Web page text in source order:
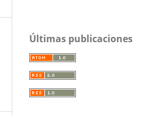
Últimas publicaciones